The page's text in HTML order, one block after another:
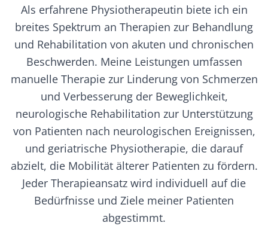
Als erfahrene Physiotherapeutin biete ich ein
breites Spektrum an Therapien zur Behandlung
und Rehabilitation von akuten und chronischen
Beschwerden. Meine Leistungen umfassen
manuelle Therapie zur Linderung von Schmerzen
und Verbesserung der Beweglichkeit,
neurologische Rehabilitation zur Unterstützung
von Patienten nach neurologischen Ereignissen,
und geriatrische Physiotherapie, die darauf
abzielt, die Mobilität älterer Patienten zu fördern.
Jeder Therapieansatz wird individuell auf die
Bedürfnisse und Ziele meiner Patienten
abgestimmt.